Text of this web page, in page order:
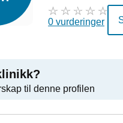
0 vurderinger
til denne profilen